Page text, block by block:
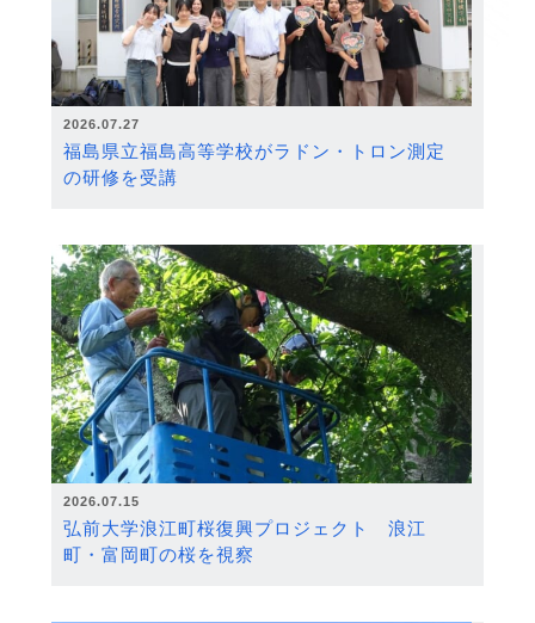
2026.07.27
福島県立福島高等学校がラドン・トロン測定
の研修を受講
2026.07.15
弘前大学浪江町桜復興プロジェクト 浪江
町・富岡町の桜を視察